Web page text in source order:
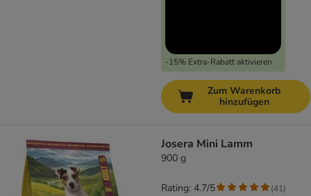
-15% Extra-Rabatt aktivieren
Zum Warenkorb
hinzufügen
Josera Mini Lamm
900 g
Rating: 4.7/5 (41)